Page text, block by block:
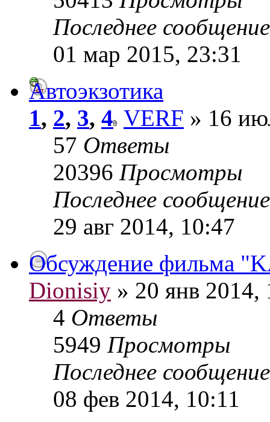
Последнее
01 мар 2015, 23:31
Автоэкзотика
1, 2, 3, 4 VERF » 16
57 Ответы
20396 Просмотры
Последнее
29 авг 2014, 10:47
Обсуждение фильма
Dionisiy » 20 янв 2014,
4 Ответы
5949 Просмотры
Последнее
08 фев 2014, 10:11